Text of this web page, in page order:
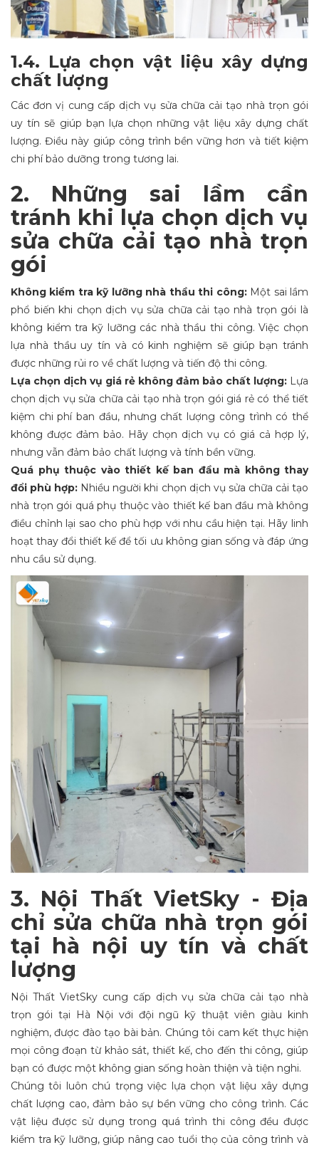
1.4. Lựa chọn vật liệu xây dựng
chất lượng
Các đơn vị cung cấp dịch vụ sửa chữa cải tạo nhà trọn gói
uy tín sẽ giúp bạn lựa chọn những vật liệu xây dựng chất
lượng. Điều này giúp công trình bền vững hơn và tiết kiệm
chi phí bảo dưỡng trong tương lai.
2. Những sai lầm cần
tránh khi lựa chọn dịch vụ
sửa chữa cải tạo nhà trọn
gói
Không kiểm tra kỹ lưỡng nhà thầu thi công:Một sai lầm
phổ biến khi chọn dịch vụ sửa chữa cải tạo nhà trọn gói là
không kiểm tra kỹ lưỡng các nhà thầu thi công. Việc chọn
lựa nhà thầu uy tín và có kinh nghiệm sẽ giúp bạn tránh
được những rủi ro về chất lượng và tiến độ thi công.
Lựa chọn dịch vụ giá rẻ không đảm bảo chất lượng: Lựa
chọn dịch vụ sửa chữa cải tạo nhà trọn gói giá rẻ có thể tiết
kiệm chi phí ban đầu, nhưng chất lượng công trình có thể
không được đảm bảo. Hãy chọn dịch vụ có giá cả hợp lý,
nhưng vẫn đảm bảo chất lượng và tính bền vững.
Quá phụ thuộc vào thiết kế ban đầu mà không thay
đổi phù hợp: Nhiều người khi chọn dịch vụ sửa chữa cải tạo
nhà trọn gói quá phụ thuộc vào thiết kế ban đầu mà không
điều chỉnh lại sao cho phù hợp với nhu cầu hiện tại. Hãy linh
hoạt thay đổi thiết kế để tối ưu không gian sống và đáp ứng
nhu cầu sử dụng.
3. Nội Thất VietSky - Địa
chỉ sửa chữa nhà trọn gói
tại hà nội uy tín và chất
lượng
Nội Thất VietSky cung cấp dịch vụ sửa chữa cải tạo nhà
trọn gói tại Hà Nội với đội ngũ kỹ thuật viên giàu kinh
nghiệm, được đào tạo bài bản. Chúng tôi cam kết thực hiện
mọi công đoạn từ khảo sát, thiết kế, cho đến thi công, giúp
bạn có được một không gian sống hoàn thiện và tiện nghi.
Chúng tôi luôn chú trọng việc lựa chọn vật liệu xây dựng
chất lượng cao, đảm bảo sự bền vững cho công trình. Các
vật liệu được sử dụng trong quá trình thi công đều được
kiểm tra kỹ lưỡng, giúp nâng cao tuổi thọ của công trình và